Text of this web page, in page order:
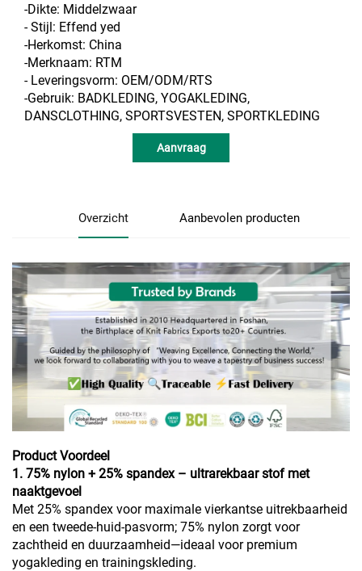
-Dikte: Middelzwaar
- Stijl: Effend yed
-Herkomst: China
-Merknaam: RTM
- Leveringsvorm: OEM/ODM/RTS
-Gebruik: BADKLEDING, YOGAKLEDING,
DANSCLOTHING, SPORTSVESTEN, SPORTKLEDING
Aanvraag
Overzicht Aanbevolen producten
Product Voordeel
1. 75% nylon + 25% spandex – ultrarekbaar stof met
naaktgevoel
Met 25% spandex voor maximale vierkantse uitrekbaarheid
en een tweede-huid-pasvorm; 75% nylon zorgt voor
zachtheid en duurzaamheid—ideaal voor premium
yogakleding en trainingskleding.